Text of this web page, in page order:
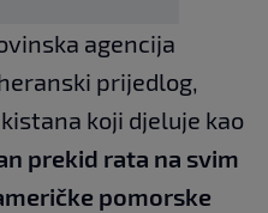
agencija
prijedlog,
koji djeluje kao
prekid rata na svim
pomorske